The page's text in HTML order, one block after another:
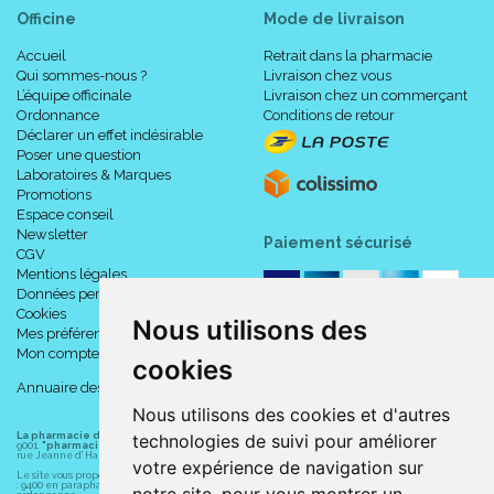
Nous utilisons des
cookies
Nous utilisons des cookies et d'autres
technologies de suivi pour améliorer
votre expérience de navigation sur
A propos de FILMOGEL :
La technologie Filmogel® est une génération de
pansements innovants : des pansements liquides qui
apportent une solution discrète contre tous les maux du
quotidien.
Prêts à l’ emploi, ils permettent principalement de
soulager, protéger et soigner les maux tels que boutons
de fièvre, crevasses, piqûres d’ insectes ou encore
aphtes… Chaque Filmogel a une formule unique pour une
action ciblée.
URGO a reçu le prix « élu produit de l’année 2015 » pour sa
Officine
Accueil
Qui sommes-nous ?
L’équipe officinale
Ordonnance
Déclarer un effet indésirable
Poser une question
Laboratoires & Marques
Promotions
Espace conseil
Newsletter
CGV
Mentions légales
Données personnelles
Cookies
Mes préférences Cookies
Mon compte
Annuaire des pharmacies
Mode de livraison
Retrait dans la pharmacie
Livraison chez vous
Livraison chez un commerçant
Conditions de retour
Paiement sécurisé
La pharmacie du centre à Albert
(80300) est une pharmacie française certifiée ISO
9001. "pharmacie-du-centre-albert.fr " est le site internet de la pharmacie du centre
rue Jeanne d' Harcourt, 80300 Albert.
Le site vous propose un large choix de plus de 11000 références, au prix les plus bas possible
: 9400 en parapharmacie, animaux, orthopédie, matériel médical. 1700 en médicaments sans